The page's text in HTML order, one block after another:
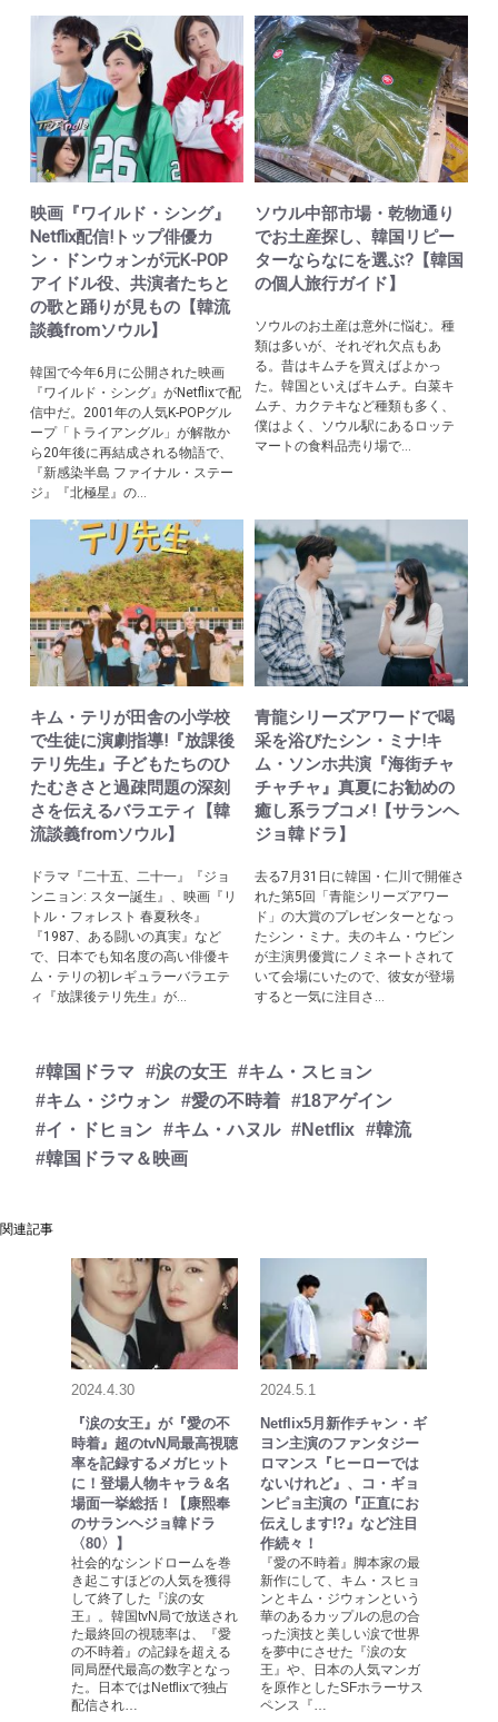
映画『ワイルド・シング』
Netflix配信!トップ俳優カ
ン・ドンウォンが元K-POP
アイドル役、共演者たちと
の歌と踊りが見もの【韓流
談義fromソウル】
韓国で今年6月に公開された映画
『ワイルド・シング』がNetflixで配
信中だ。2001年の人気K-POPグル
ープ「トライアングル」が解散か
ら20年後に再結成される物語で、
『新感染半島 ファイナル・ステー
ジ』『北極星』の...
ソウル中部市場・乾物通り
でお土産探し、韓国リピー
ターならなにを選ぶ?【韓国
の個人旅行ガイド】
ソウルのお土産は意外に悩む。種
類は多いが、それぞれ欠点もあ
る。昔はキムチを買えばよかっ
た。韓国といえばキムチ。白菜キ
ムチ、カクテキなど種類も多く、
僕はよく、ソウル駅にあるロッテ
マートの食料品売り場で...
キム・テリが田舎の小学校
で生徒に演劇指導!『放課後
テリ先生』子どもたちのひ
たむきさと過疎問題の深刻
さを伝えるバラエティ【韓
流談義fromソウル】
ドラマ『二十五、二十一』『ジョ
ンニョン: スター誕生』、映画『リ
トル・フォレスト 春夏秋冬』
『1987、ある闘いの真実』など
で、日本でも知名度の高い俳優キ
ム・テリの初レギュラーバラエテ
ィ『放課後テリ先生』が...
青龍シリーズアワードで喝
采を浴びたシン・ミナ!キ
ム・ソンホ共演『海街チャ
チャチャ』真夏にお勧めの
癒し系ラブコメ!【サランヘ
ジョ韓ドラ】
去る7月31日に韓国・仁川で開催さ
れた第5回「青龍シリーズアワー
ド」の大賞のプレゼンターとなっ
たシン・ミナ。夫のキム・ウビン
が主演男優賞にノミネートされて
いて会場にいたので、彼女が登場
すると一気に注目さ...
#韓国ドラマ #涙の女王 #キム・スヒョン
#キム・ジウォン #愛の不時着 #18アゲイン
#イ・ドヒョン #キム・ハヌル #Netflix #韓流
#韓国ドラマ＆映画
関連記事
2024.4.30
『涙の女王』が『愛の不
時着』超のtvN局最高視聴
率を記録するメガヒット
に！登場人物キャラ＆名
場面一挙総括！【康熙奉
のサランヘジョ韓ドラ
〈80〉】
社会的なシンドロームを巻
き起こすほどの人気を獲得
して終了した『涙の女
王』。韓国tvN局で放送され
た最終回の視聴率は、『愛
の不時着』の記録を超える
同局歴代最高の数字となっ
た。日本ではNetflixで独占
配信され…
2024.5.1
Netflix5月新作チャン・ギ
ヨン主演のファンタジー
ロマンス『ヒーローでは
ないけれど』、コ・ギョ
ンピョ主演の『正直にお
伝えします!?』など注目
作続々！
『愛の不時着』脚本家の最
新作にして、キム・スヒョ
ンとキム・ジウォンという
華のあるカップルの息の合
った演技と美しい涙で世界
を夢中にさせた『涙の女
王』や、日本の人気マンガ
を原作としたSFホラーサス
ペンス『…